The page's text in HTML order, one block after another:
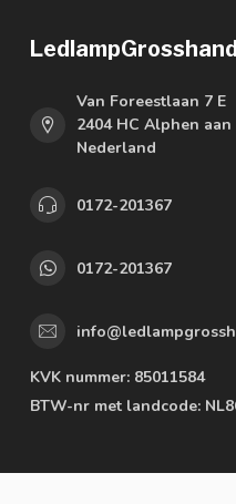
Van Foreestlaan 7 E
2404 HC Alphen
Nederland
0172-201367
0172-201367
KVK nummer: 85011584
BTW-nr met landcode: